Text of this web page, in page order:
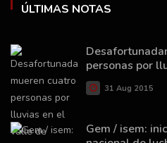
ÚLTIMAS NOTAS
personas por
31 Aug 2015
Gem / isem: